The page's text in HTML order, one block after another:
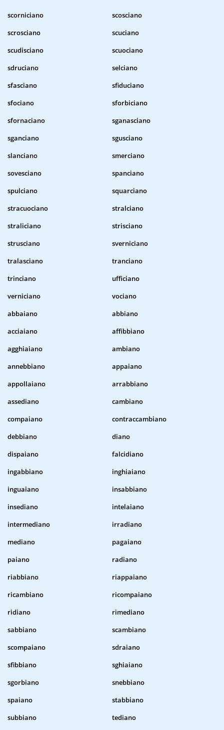
scorniciano
scosciano
scrosciano
scuciano
scudisciano
scuociano
sdruciano
selciano
sfasciano
sfiduciano
sfociano
sforbiciano
sfornaciano
sganasciano
sganciano
sgusciano
slanciano
smerciano
sovesciano
spanciano
spulciano
squarciano
stracuociano
stralciano
straliciano
strisciano
strusciano
sverniciano
tralasciano
tranciano
trinciano
ufficiano
verniciano
vociano
abbaiano
abbiano
acciaiano
affibbiano
agghiaiano
ambiano
annebbiano
appaiano
appollaiano
arrabbiano
assediano
cambiano
compaiano
contraccambiano
debbiano
diano
dispaiano
falcidiano
ingabbiano
inghiaiano
inguaiano
insabbiano
insediano
intelaiano
intermediano
irradiano
mediano
pagaiano
paiano
radiano
riabbiano
riappaiano
ricambiano
ricompaiano
ridiano
rimediano
sabbiano
scambiano
scompaiano
sdraiano
sfibbiano
sghiaiano
sgorbiano
snebbiano
spaiano
stabbiano
subbiano
tediano